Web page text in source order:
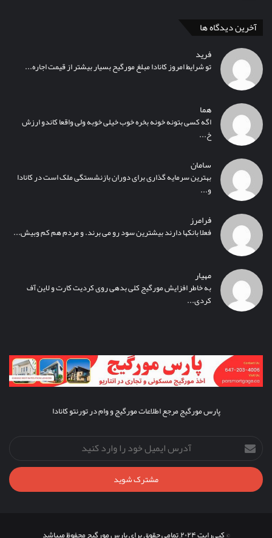
آخرین دیدگاه ها
فرید
تو شرایط امروز کانادا مبلغ مورگیح بسیار بیشتر از قیمت اجاره...
هما
اگه کسی بتونه خونه بخره خوب خیلی خوبه ولی واقعا کاندو ارزش
خ...
سامان
بهترین سرمایه گذاری برای دوران بازنشستگی ملک است در کانادا
و...
فرامرز
فعلا بانکها دارند بیشترین سود رو می برند. و مردم هم کم وبیش...
مهیار
به خاطر افزایش مورگیج کلی بدهی روی کردیت کارت و لاین آف
کردی...
پارس مورگیج مرجع اطلاعات مورگیج و وام در تورنتو کانادا
آدرس
ایمیل
خود
را
وارد